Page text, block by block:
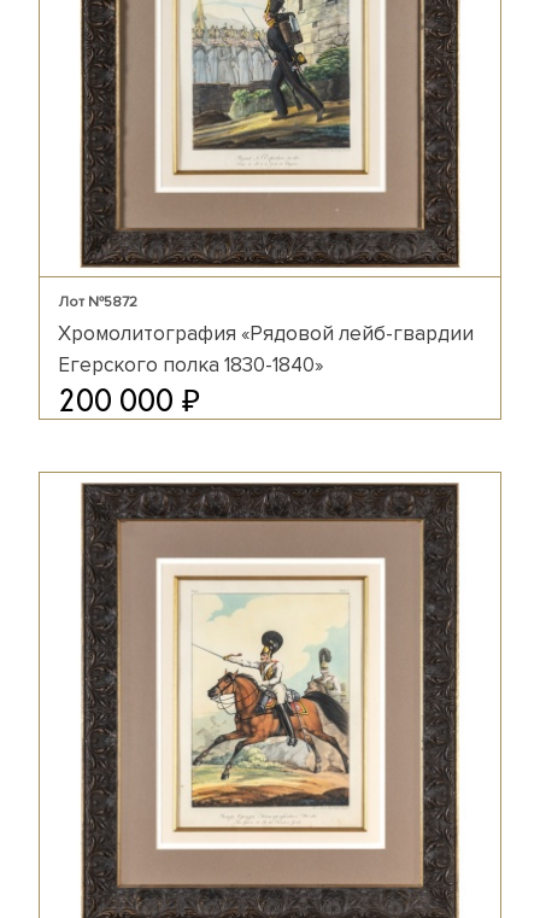
Лот №5872
Хромолитография «Рядовой лейб-гвардии
Егерского полка 1830-1840»
200 000 ₽